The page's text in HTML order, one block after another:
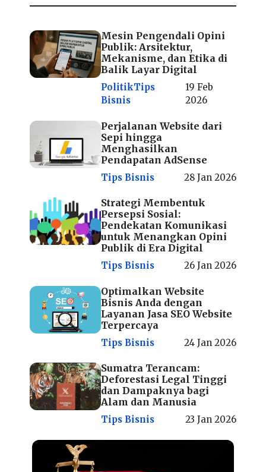
Mesin Pengendali Opini
Publik: Arsitektur,
Mekanisme, dan Etika di
Balik Layar Digital
PolitikTips
Bisnis
19 Feb
2026
Perjalanan Website dari
Sepi hingga
Menghasilkan
Pendapatan AdSense
Tips Bisnis 28 Jan 2026
Strategi Membentuk
Persepsi Sosial:
Pendekatan Komunikasi
untuk Menangkan Opini
Publik di Era Digital
Tips Bisnis 26 Jan 2026
Optimalkan Website
Bisnis Anda dengan
Layanan Jasa SEO Website
Terpercaya
Tips Bisnis 24 Jan 2026
Sumatra Terancam:
Deforestasi Legal Tinggi
dan Dampaknya bagi
Alam dan Manusia
Tips Bisnis 23 Jan 2026